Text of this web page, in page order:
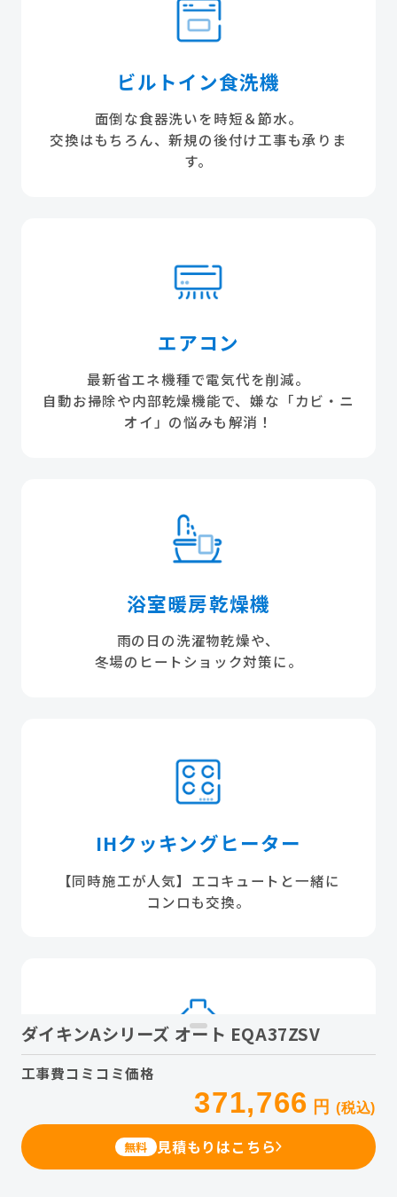
ダイキンAシリーズ オート EQA37ZSV
工事費コミコミ価格
371,766 円 (税込)
無料 見積もりはこちら
ビルトイン食洗機
面倒な食器洗いを時短＆節水。
交換はもちろん、新規の後付け工事も承りま
す。
エアコン
最新省エネ機種で電気代を削減。
自動お掃除や内部乾燥機能で、嫌な「カビ・ニ
オイ」の悩みも解消！
浴室暖房乾燥機
雨の日の洗濯物乾燥や、
冬場のヒートショック対策に。
IHクッキングヒーター
【同時施工が人気】エコキュートと一緒に
コンロも交換。
レンジフード
「もう、ギトギト油汚れとは戦いません」
フィルターレスなど、掃除が驚くほどラクな最